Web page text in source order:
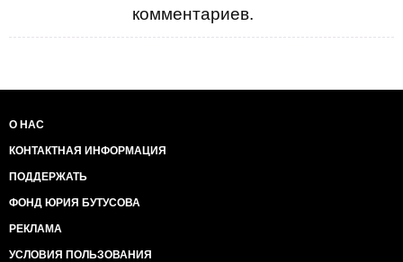
комментариев.
О НАС
КОНТАКТНАЯ ИНФОРМАЦИЯ
ПОДДЕРЖАТЬ
ФОНД ЮРИЯ БУТУСОВА
РЕКЛАМА
УСЛОВИЯ ПОЛЬЗОВАНИЯ